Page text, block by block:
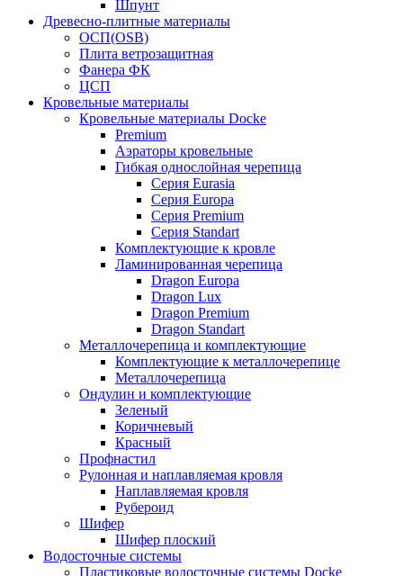
Шпунт
Древесно-плитные материалы
ОСП(OSB)
Плита ветрозащитная
Фанера ФК
ЦСП
Кровельные материалы
Кровельные материалы Docke
Premium
Аэраторы кровельные
Гибкая однослойная черепица
Серия Eurasia
Серия Europa
Серия Premium
Серия Standart
Комплектующие к кровле
Ламинированная черепица
Dragon Europa
Dragon Lux
Dragon Premium
Dragon Standart
Металлочерепица и комплектующие
Комплектующие к металлочерепице
Металлочерепица
Ондулин и комплектующие
Зеленый
Коричневый
Красный
Профнастил
Рулонная и наплавляемая кровля
Наплавляемая кровля
Рубероид
Шифер
Шифер плоский
Водосточные системы
Пластиковые водосточные системы Docke